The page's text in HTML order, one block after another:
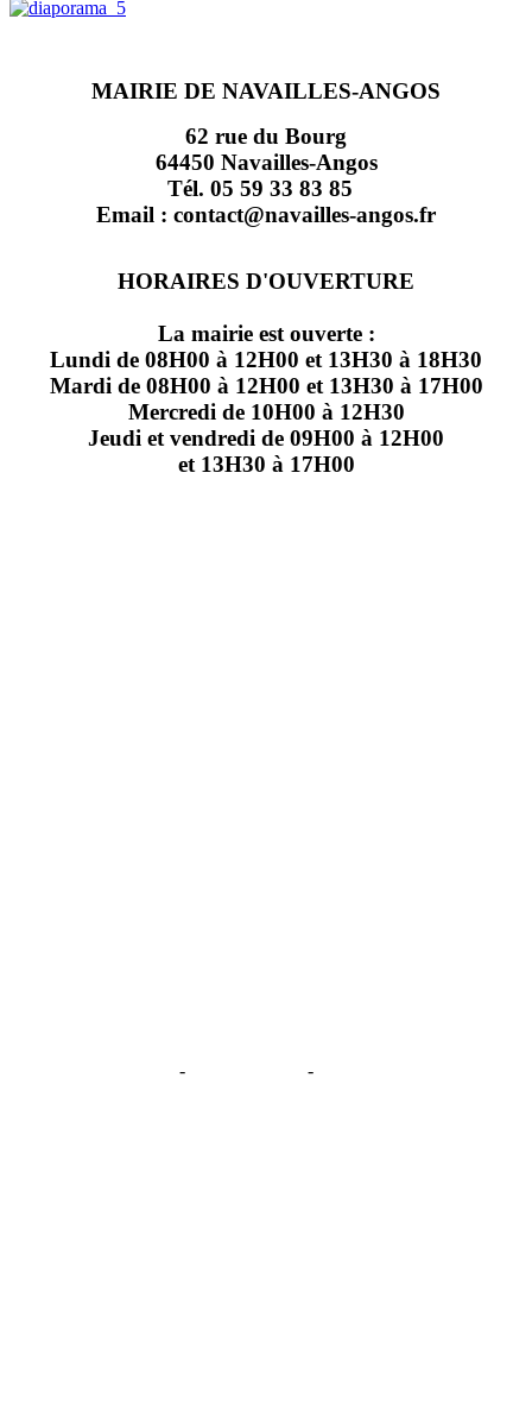
MAIRIE DE NAVAILLES-ANGOS
62 rue du Bourg
64450 Navailles-Angos
Tél. 05 59 33 83 85
Email : contact@navailles-angos.fr
HORAIRES D'OUVERTURE
La mairie est ouverte :
Lundi de 08H00 à 12H00 et 13H30 à 18H30
Mardi de 08H00 à 12H00 et 13H30 à 17H00
Mercredi de 10H00 à 12H30
Jeudi et vendredi de 09H00 à 12H00
et 13H30 à 17H00
- -